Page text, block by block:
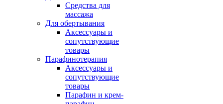
Средства для
массажа
Для обертывания
Аксессуары и
сопутствующие
товары
Парафинотерапия
Аксессуары и
сопутствующие
товары
Парафин и крем-